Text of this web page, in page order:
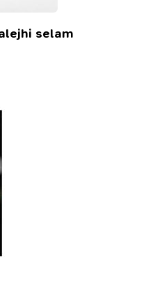
selam